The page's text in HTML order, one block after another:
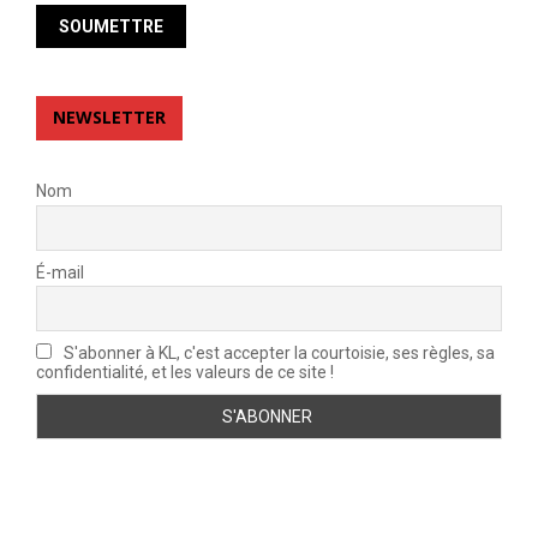
NEWSLETTER
Nom
É-mail
S'abonner à KL, c'est accepter la courtoisie, ses règles, sa
confidentialité, et les valeurs de ce site !